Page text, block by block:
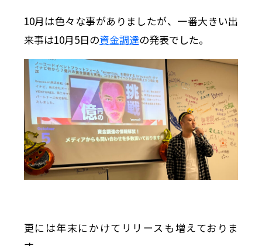
10月は色々な事がありましたが、一番大きい出
来事は10月5日の資金調達の発表でした。
更には年末にかけてリリースも増えておりま